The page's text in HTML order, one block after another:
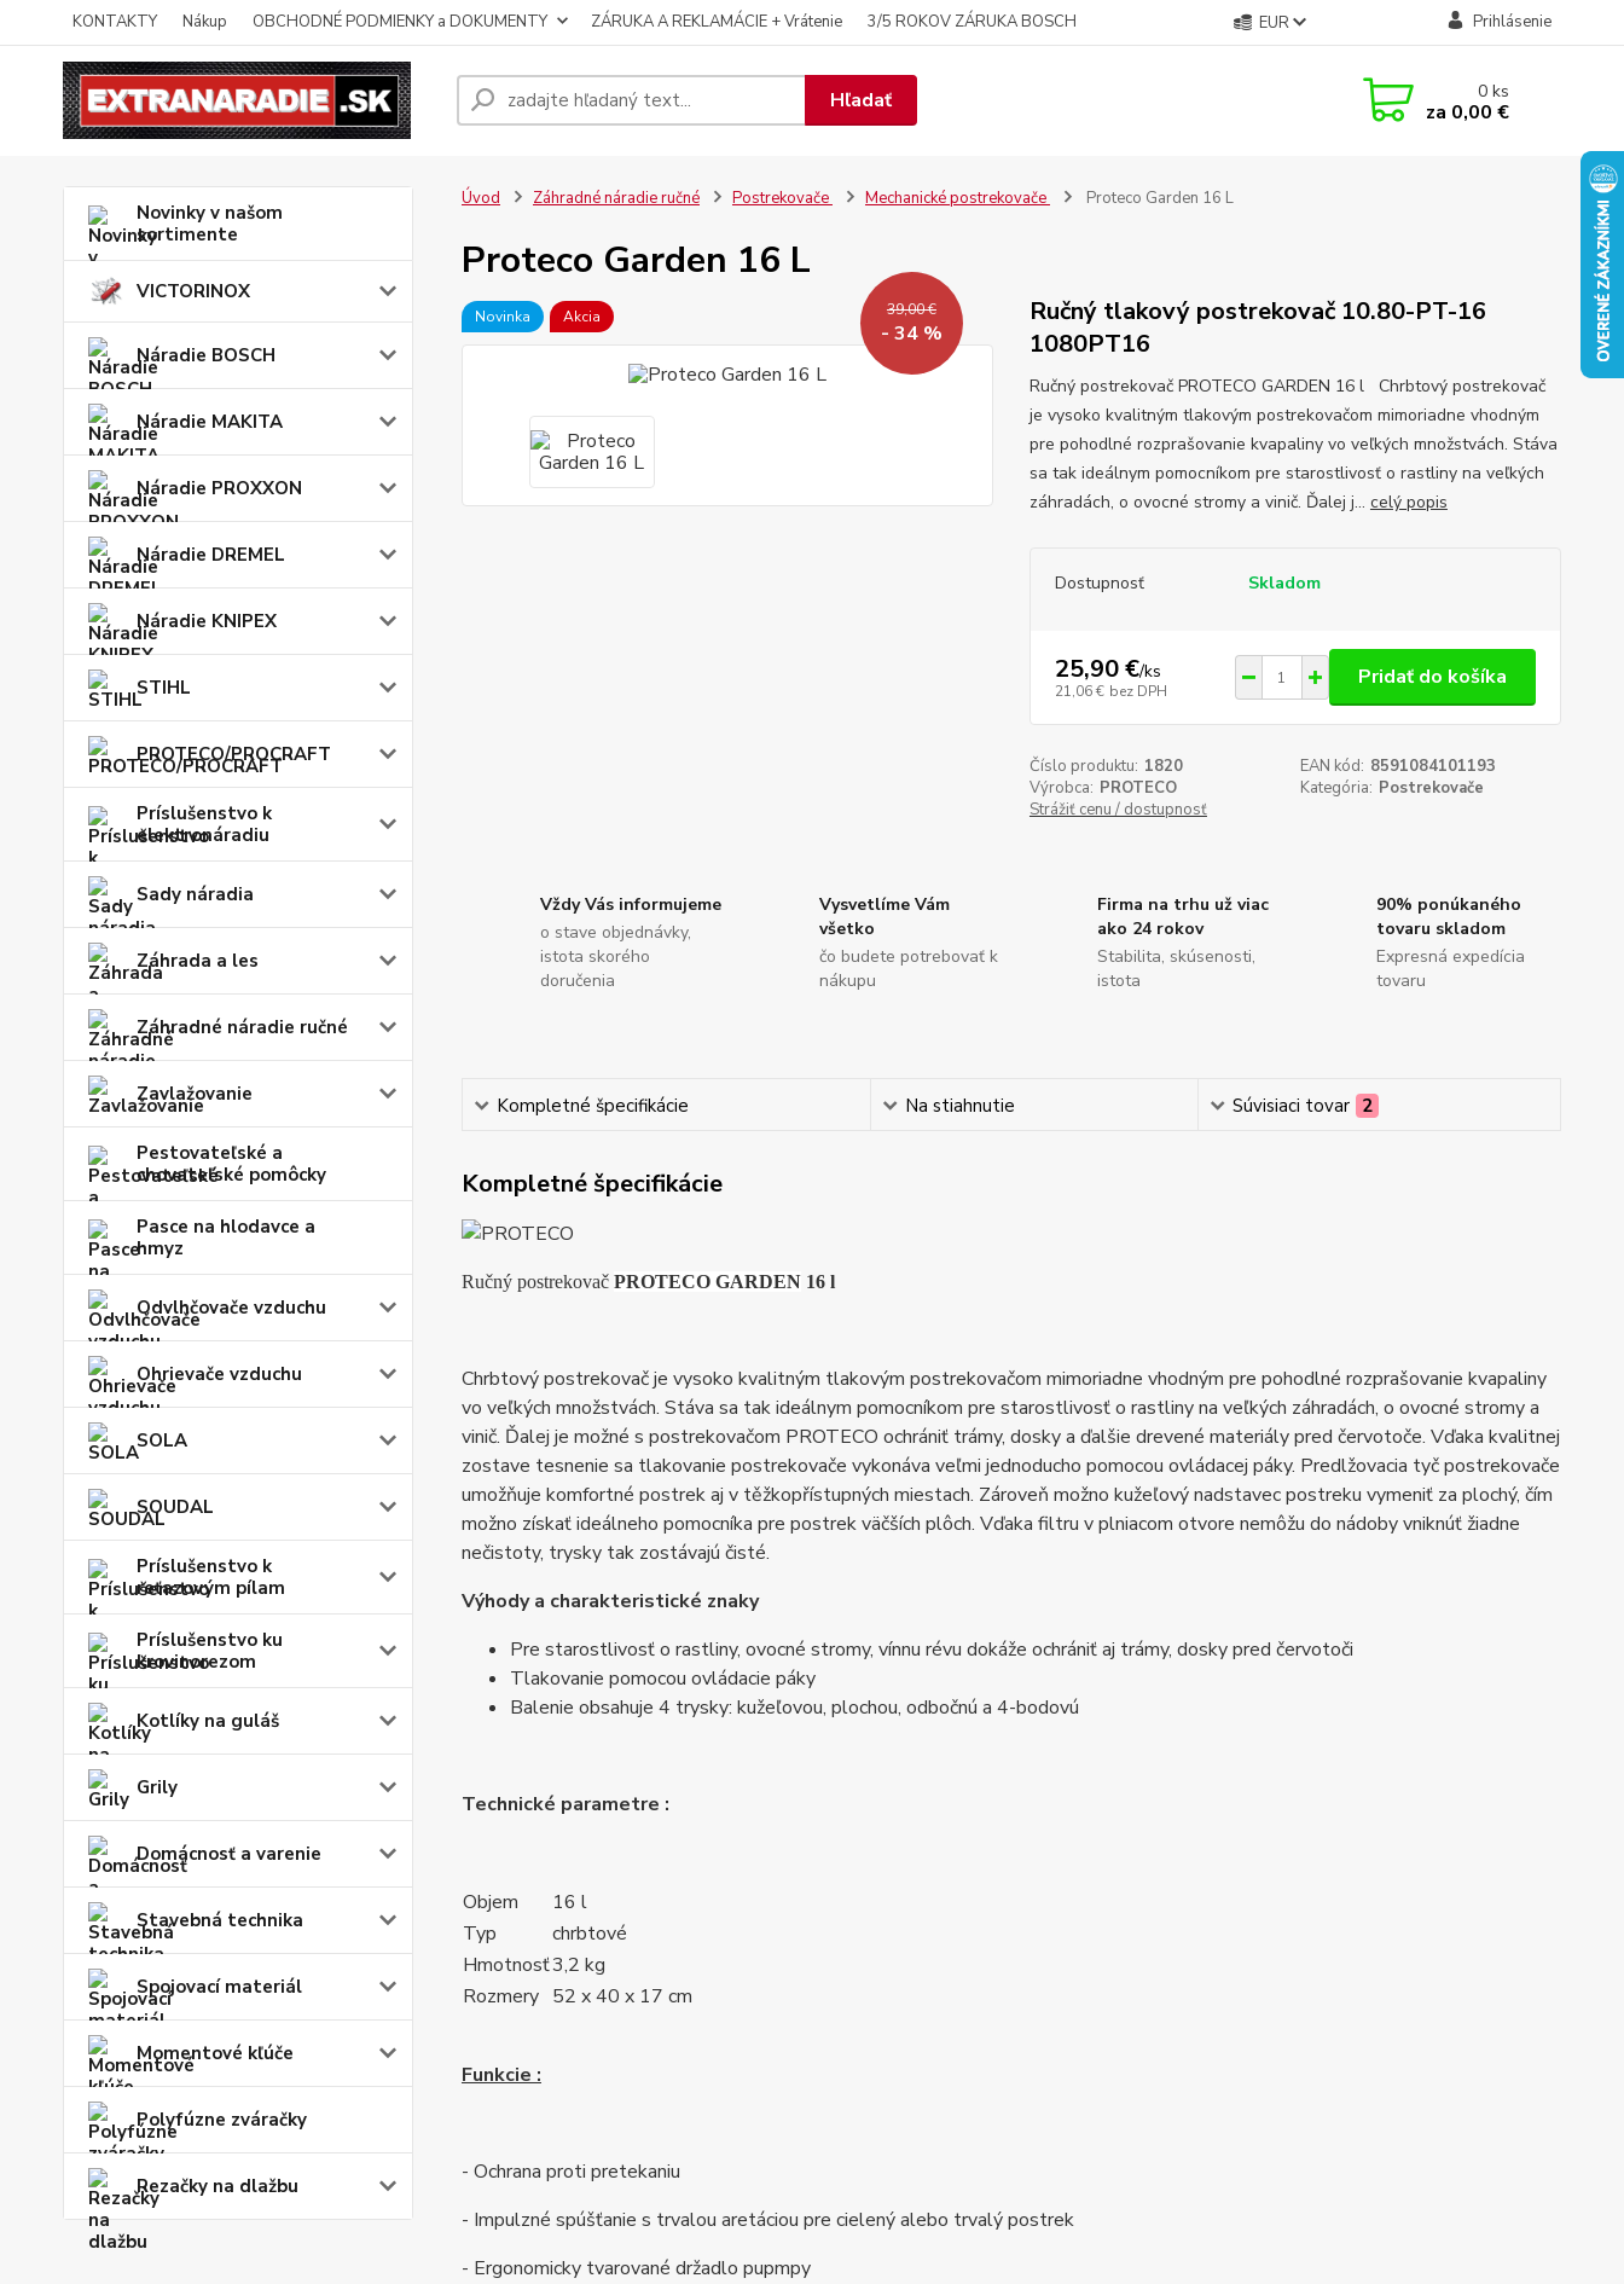
KONTAKTY Nákup OBCHODNÉ PODMIENKY a DOKUMENTY ZÁRUKA A REKLAMÁCIE + Vrátenie 3/5 ROKOV ZÁRUKA BOSCH EUR Prihlásenie
Hľadať 0ks
za 0,00 €
Novinky v našom
sortimente
VICTORINOX
Náradie BOSCH
Náradie MAKITA
Náradie PROXXON
Náradie DREMEL
Náradie KNIPEX
STIHL
PROTECO/PROCRAFT
Príslušenstvo k
elektronáradiu
Sady náradia
Záhrada a les
Záhradné náradie ručné
Zavlažovanie
Pestovateľské a
chovateľské pomôcky
Pasce na hlodavce a
hmyz
Odvlhčovače vzduchu
Ohrievače vzduchu
SOLA
SOUDAL
Príslušenstvo k
reťazovým pílam
Príslušenstvo ku
krovinorezom
Kotlíky na guláš
Grily
Domácnosť a varenie
Stavebná technika
Spojovací materiál
Momentové kľúče
Polyfúzne zváračky
Rezačky na dlažbu
Úvod Záhradné náradie ručné Postrekovače Mechanické postrekovače Proteco Garden 16 L
Proteco Garden 16 L
Novinka Akcia 39,00 €
- 34 %
Ručný tlakový postrekovač 10.80-PT-16
1080PT16
Ručný postrekovač PROTECO GARDEN 16 l Chrbtový postrekovač
je vysoko kvalitným tlakovým postrekovačom mimoriadne vhodným
pre pohodlné rozprašovanie kvapaliny vo veľkých množstvách. Stáva
sa tak ideálnym pomocníkom pre starostlivosť o rastliny na veľkých
záhradách, o ovocné stromy a vinič. Ďalej j... celý popis
Dostupnosť Skladom
25,90 €/ks
21,06 € bez DPH
Pridať do košíka
Číslo produktu: 1820 EAN kód: 8591084101193
Výrobca: PROTECO Kategória: Postrekovače
Strážiť cenu / dostupnosť
Vždy Vás informujeme
o stave objednávky,
istota skorého
doručenia
Vysvetlíme Vám
všetko
čo budete potrebovať k
nákupu
Firma na trhu už viac
ako 24 rokov
Stabilita, skúsenosti,
istota
90% ponúkaného
tovaru skladom
Expresná expedícia
tovaru
Kompletné špecifikácie Na stiahnutie Súvisiaci tovar 2
Kompletné špecifikácie
Ručný postrekovač PROTECO GARDEN16 l
Chrbtový postrekovač je vysoko kvalitným tlakovým postrekovačom mimoriadne vhodným pre pohodlné rozprašovanie kvapaliny
vo veľkých množstvách. Stáva sa tak ideálnym pomocníkom pre starostlivosť o rastliny na veľkých záhradách, o ovocné stromy a
vinič. Ďalej je možné s postrekovačom PROTECO ochrániť trámy, dosky a ďalšie drevené materiály pred červotoče. Vďaka kvalitnej
zostave tesnenie sa tlakovanie postrekovače vykonáva veľmi jednoducho pomocou ovládacej páky. Predlžovacia tyč postrekovače
umožňuje komfortné postrek aj v těžkopřístupných miestach. Zároveň možno kužeľový nadstavec postreku vymeniť za plochý, čím
možno získať ideálneho pomocníka pre postrek väčších plôch. Vďaka filtru v plniacom otvore nemôžu do nádoby vniknúť žiadne
nečistoty, trysky tak zostávajú čisté.
Výhody a charakteristické znaky
Pre starostlivosť o rastliny, ovocné stromy, vínnu révu dokáže ochrániť aj trámy, dosky pred červotoči
Tlakovanie pomocou ovládacie páky
Balenie obsahuje 4 trysky: kužeľovou, plochou, odbočnú a 4-bodovú
Technické parametre :
Objem
16 l
Typ
chrbtové
Hmotnosť3,2 kg
Rozmery 52 x 40 x 17 cm
Funkcie :
- Ochrana proti pretekaniu
- Impulzné spúšťanie s trvalou aretáciou pre cielený alebo trvalý postrek
- Ergonomicky tvarované držadlo pupmpy